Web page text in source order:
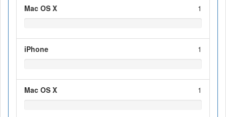
Mac OS X 1
iPhone 1
Mac OS X 1